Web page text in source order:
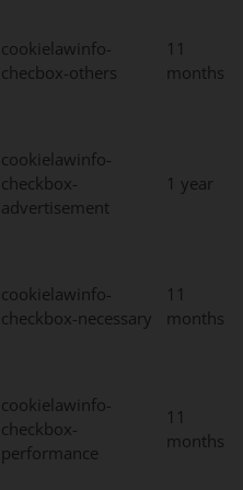
cookielawinfo-
checbox-others
11
months
cookielawinfo-
checkbox-
advertisement
1 year
cookielawinfo-
checkbox-necessary
11
months
cookielawinfo-
checkbox-
performance
11
months